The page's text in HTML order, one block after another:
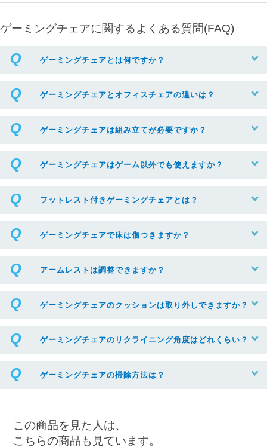
ゲーミングチェアに関するよくある質問(FAQ)
ゲーミングチェアとは何ですか？
ゲーミングチェアとオフィスチェアの違いは？
ゲーミングチェアは組み立てが必要ですか？
ゲーミングチェアはゲーム以外でも使えますか？
フットレスト付きゲーミングチェアとは？
ゲーミングチェアで床は傷つきますか？
アームレストは調整できますか？
ゲーミングチェアのクッションは取り外しできますか？
ゲーミングチェアのリクライニング角度はどれくらい？
ゲーミングチェアの掃除方法は？
この商品を見た人は、
こちらの商品も見ています。